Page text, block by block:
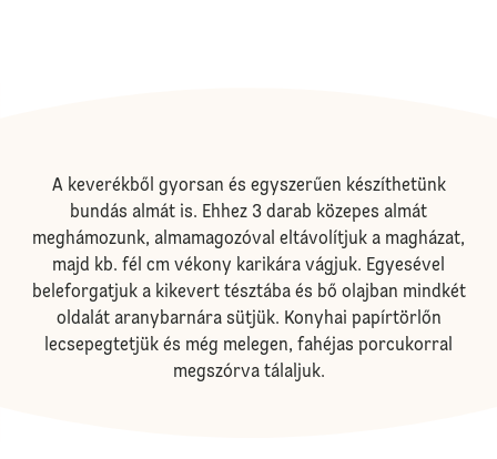
A keverékből gyorsan és egyszerűen készíthetünk
bundás almát is. Ehhez 3 darab közepes almát
meghámozunk, almamagozóval eltávolítjuk a magházat,
majd kb. fél cm vékony karikára vágjuk. Egyesével
beleforgatjuk a kikevert tésztába és bő olajban mindkét
oldalát aranybarnára sütjük. Konyhai papírtörlőn
lecsepegtetjük és még melegen, fahéjas porcukorral
megszórva tálaljuk.